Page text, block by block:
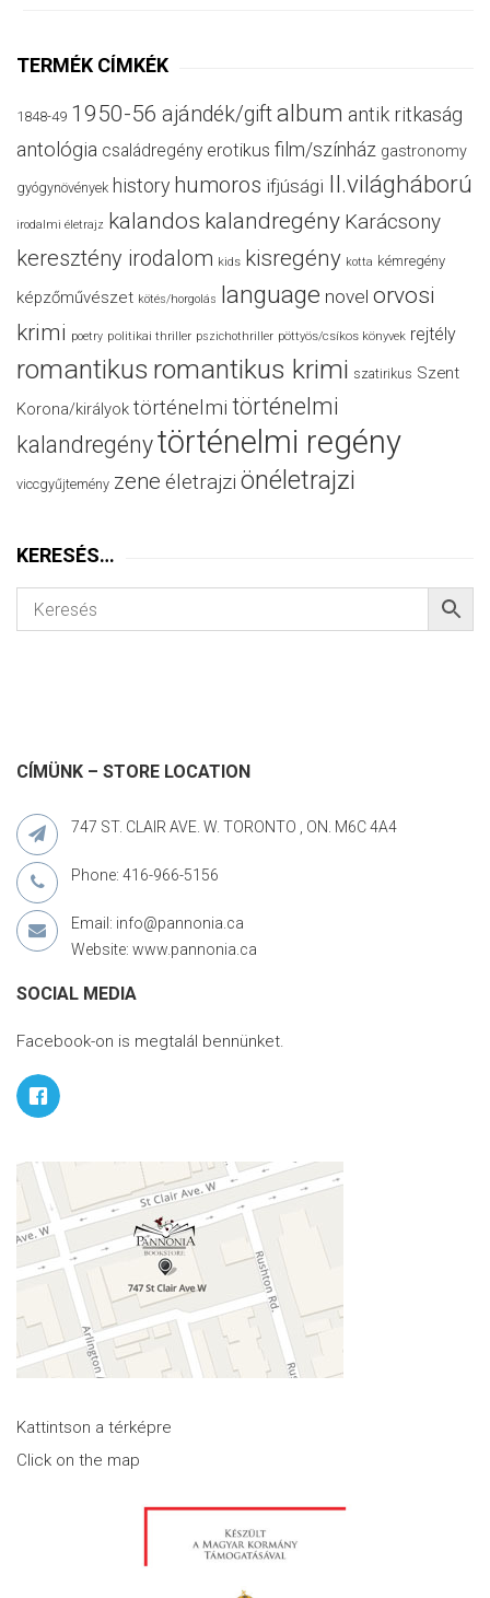
TERMÉK CÍMKÉK
1848-49 1950-56 ajándék/giftalbum antik ritkaság
antológia családregény erotikus film/színház gastronomy
gyógynövények history humoros ifjúsági II.világháború
irodalmi életrajz kalandos kalandregény Karácsony
keresztény irodalom kids kisregény kotta kémregény
képzőművészet kötés/horgolás language novel orvosi
krimi poetry politikai thriller pszichothriller pöttyös/csíkos könyvek rejtély
romantikus romantikus krimi szatirikus Szent
Korona/királyok történelmi történelmi
kalandregénytörténelmi regény
viccgyűjtemény zene életrajzi önéletrajzi
KERESÉS…
CÍMÜNK – STORE LOCATION
747 ST. CLAIR AVE. W. TORONTO , ON. M6C 4A4
Phone: 416-966-5156
Email: info@pannonia.ca
Website: www.pannonia.ca
SOCIAL MEDIA
Facebook-on is megtalál bennünket.
Kattintson a térképre
Click on the map